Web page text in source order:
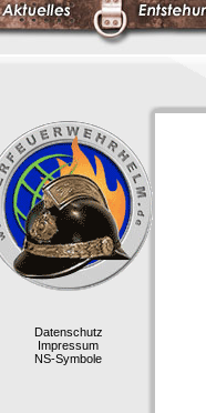
Datenschutz
Impressum
NS-Symbole